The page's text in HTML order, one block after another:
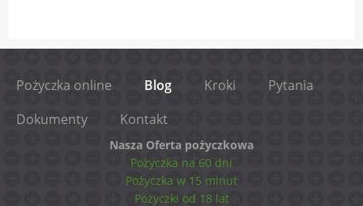
Pożyczka online Blog Kroki
Pytania
Dokumenty
Kontakt
Nasza Oferta pożyczkowa
Pożyczka na 60 dni
Pożyczka w 15 minut
Pożyczki od 18 lat